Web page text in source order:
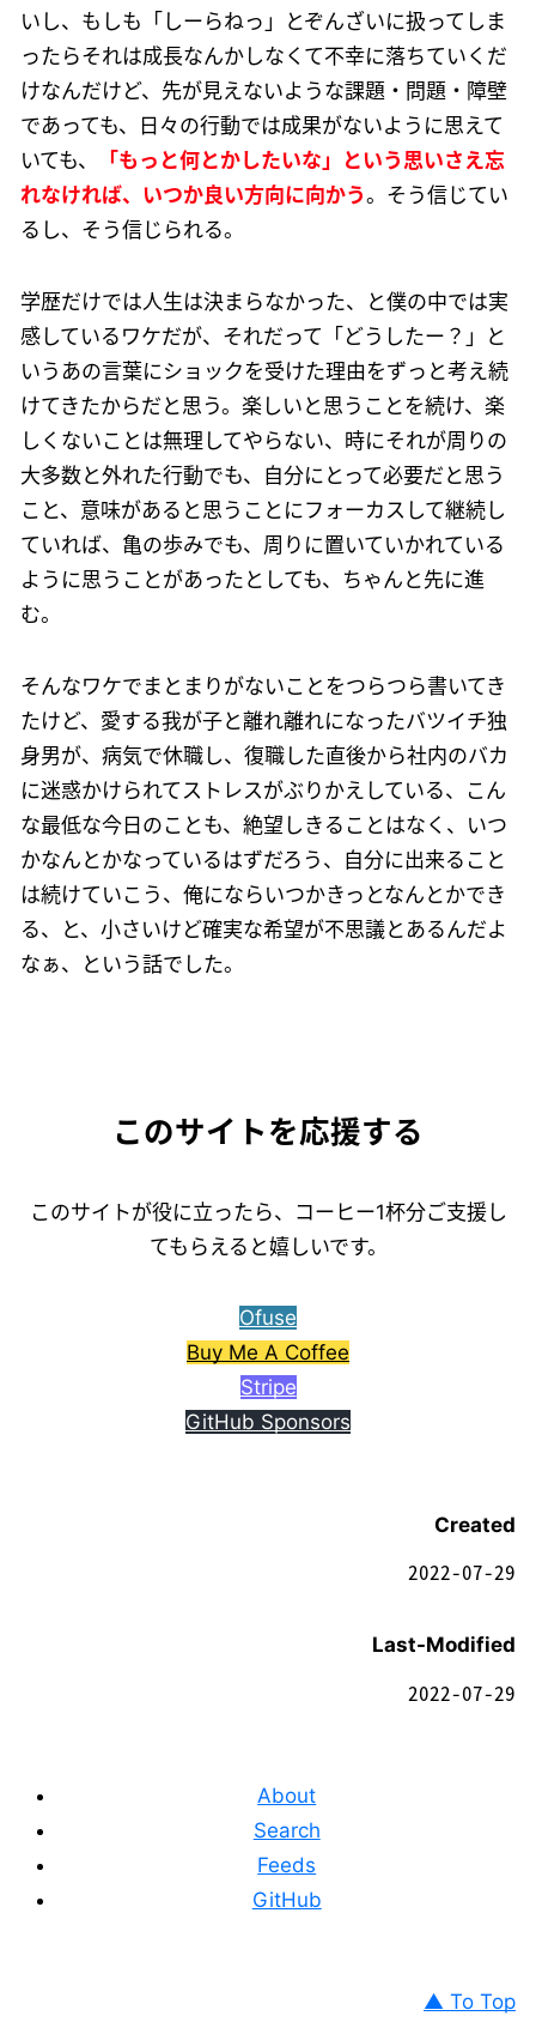
いし、もしも「しーらねっ」とぞんざいに扱ってしま
ったらそれは成長なんかしなくて不幸に落ちていくだ
けなんだけど、先が見えないような課題・問題・障壁
であっても、日々の行動では成果がないように思えて
いても、
「もっと何とかしたいな」という思いさえ忘
れなければ、いつか良い方向に向かう。そう信じてい
るし、そう信じられる。
学歴だけでは人生は決まらなかった、と僕の中では実
感しているワケだが、それだって「どうしたー？」と
いうあの言葉にショックを受けた理由をずっと考え続
けてきたからだと思う。楽しいと思うことを続け、楽
しくないことは無理してやらない、時にそれが周りの
大多数と外れた行動でも、自分にとって必要だと思う
こと、意味があると思うことにフォーカスして継続し
ていれば、亀の歩みでも、周りに置いていかれている
ように思うことがあったとしても、ちゃんと先に進
む。
そんなワケでまとまりがないことをつらつら書いてき
たけど、愛する我が子と離れ離れになったバツイチ独
身男が、病気で休職し、復職した直後から社内のバカ
に迷惑かけられてストレスがぶりかえしている、こん
な最低な今日のことも、絶望しきることはなく、いつ
かなんとかなっているはずだろう、自分に出来ること
は続けていこう、俺にならいつかきっとなんとかでき
る、と、小さいけど確実な希望が不思議とあるんだよ
なぁ、という話でした。
このサイトを応援する
このサイトが役に立ったら、コーヒー1杯分ご支援し
てもらえると嬉しいです。
Ofuse
Buy Me A Coffee
Stripe
GitHub Sponsors
Created
2022-07-29
Last-Modified
2022-07-29
About
Search
Feeds
GitHub
▲ To Top